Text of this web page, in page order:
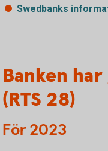
Swedbanks
Banken
(RTS 28)
För 2023